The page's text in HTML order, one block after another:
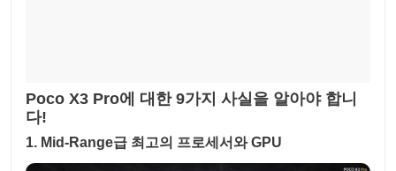
Poco X3 Pro에 대한 9가지 사실을 알아야 합니
다!
1. Mid-Range급 최고의 프로세서와 GPU